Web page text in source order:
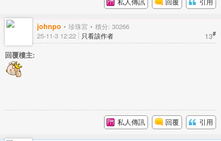
johnpo 珍珠宮 積分: 30266
13#
25-11-3 12:22 只看該作者
回覆樓主:
私人傳訊 回覆 引用